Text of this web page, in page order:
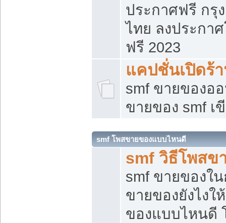
ประกาศฟรี กรุ
ไทย ลงประกา
ฟรี 2023
แคปชั่นเปิดร้
smf ขายของอ
ขายของ smf เ
smf โพสขายของแบบไหนดี
smf วิธีโพสข
smf ขายของใ
ขายของยังไง
ของแบบไหนดี